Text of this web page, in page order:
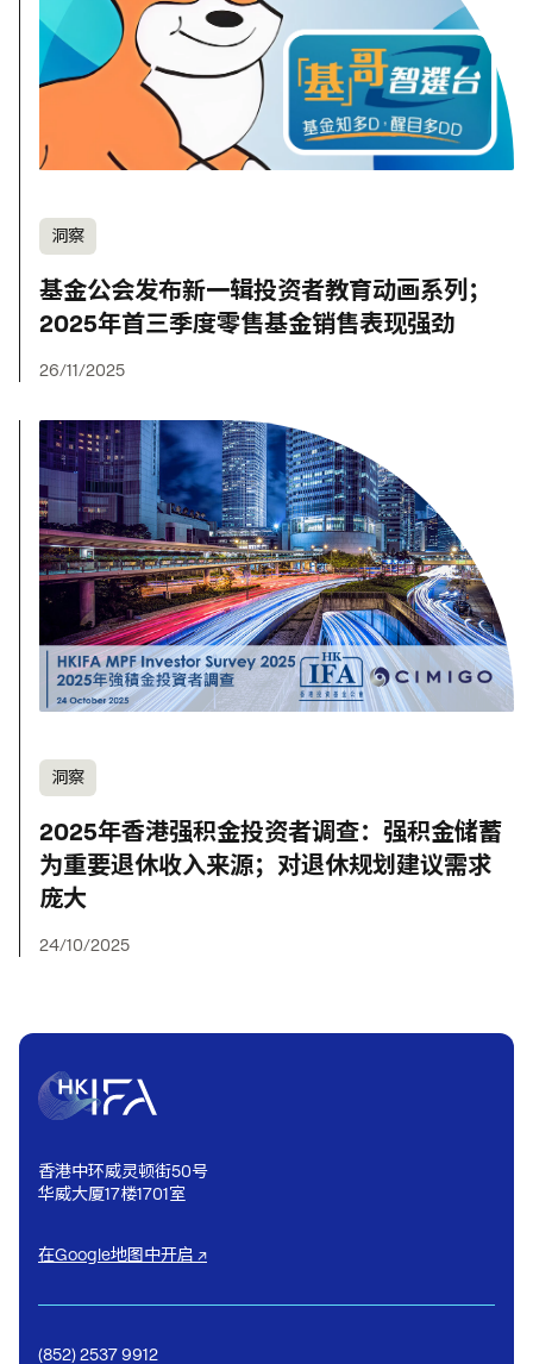
洞察
基金公会发布新一辑投资者教育动画系列；
2025年首三季度零售基金销售表现强劲
26/11/2025
洞察
2025年香港强积金投资者调查：强积金储蓄
为重要退休收入来源；对退休规划建议需求
庞大
24/10/2025
香港中环威灵顿街50号
华威大厦17楼1701室
在Google地图中开启 ↗
(852) 2537 9912